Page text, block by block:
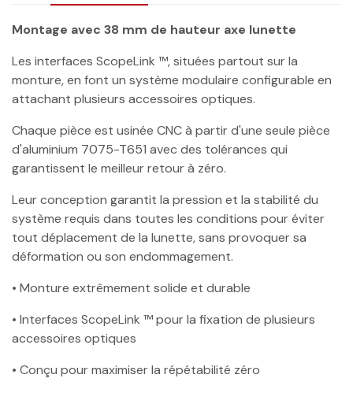
Montage avec 38 mm de hauteur axe lunette
Les interfaces ScopeLink ™, situées partout sur la
monture, en font un système modulaire configurable en
attachant plusieurs accessoires optiques.
Chaque pièce est usinée CNC à partir d'une seule pièce
d'aluminium 7075-T651 avec des tolérances qui
garantissent le meilleur retour à zéro.
Leur conception garantit la pression et la stabilité du
système requis dans toutes les conditions pour éviter
tout déplacement de la lunette, sans provoquer sa
déformation ou son endommagement.
• Monture extrêmement solide et durable
• Interfaces ScopeLink ™ pour la fixation de plusieurs
accessoires optiques
• Conçu pour maximiser la répétabilité zéro